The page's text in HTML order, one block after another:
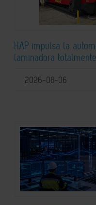
HAP impulsa la
laminadora
2026-08-06